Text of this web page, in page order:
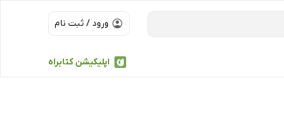
ورود / ثبت نام
اپلیکیشن کتابراه